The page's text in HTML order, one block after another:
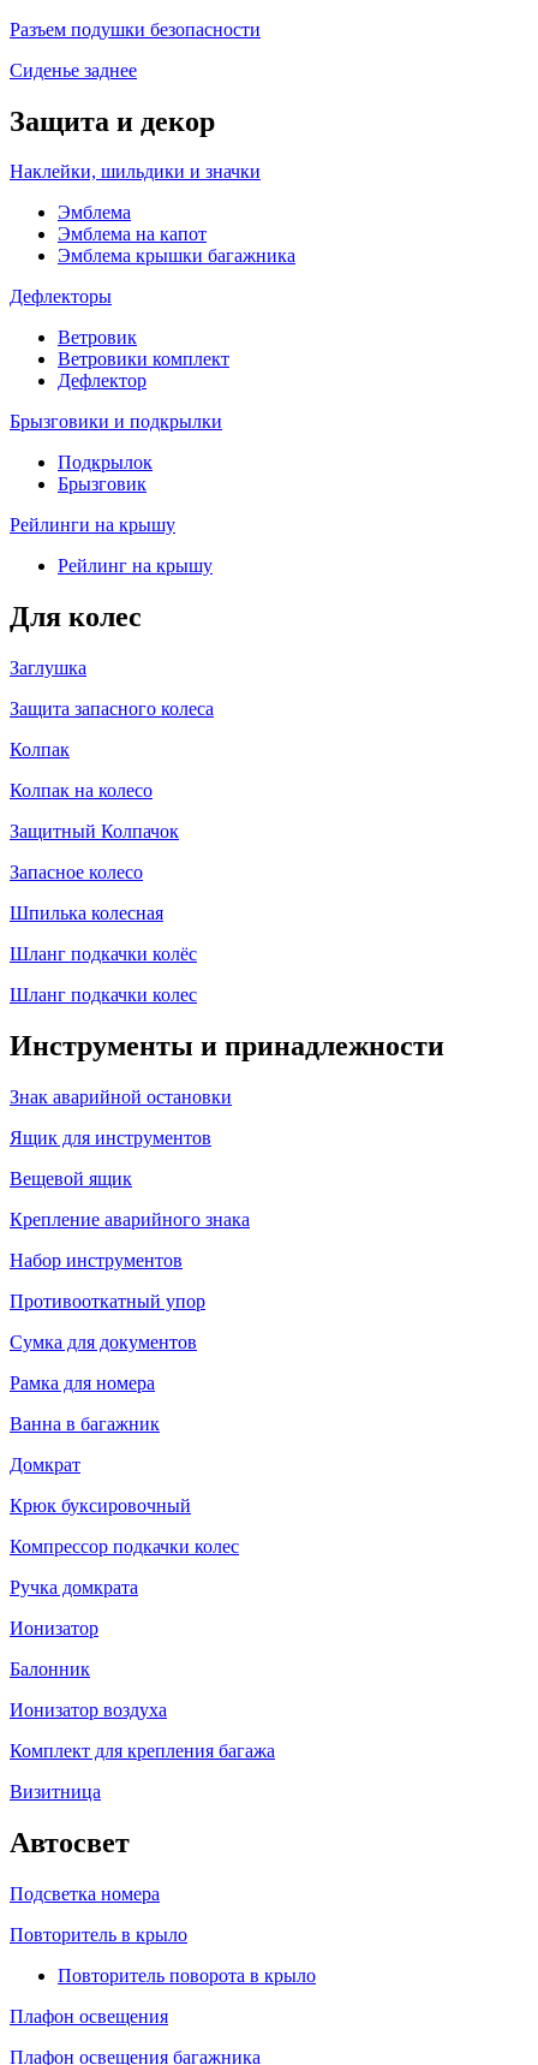
Разъем подушки безопасности
Сиденье заднее
Защита и декор
Наклейки, шильдики и значки
Эмблема
Эмблема на капот
Эмблема крышки багажника
Дефлекторы
Ветровик
Ветровики комплект
Дефлектор
Брызговики и подкрылки
Подкрылок
Брызговик
Рейлинги на крышу
Рейлинг на крышу
Для колес
Заглушка
Защита запасного колеса
Колпак
Колпак на колесо
Защитный Колпачок
Запасное колесо
Шпилька колесная
Шланг подкачки колёс
Шланг подкачки колес
Инструменты и принадлежности
Знак аварийной остановки
Ящик для инструментов
Вещевой ящик
Крепление аварийного знака
Набор инструментов
Противооткатный упор
Сумка для документов
Рамка для номера
Ванна в багажник
Домкрат
Крюк буксировочный
Компрессор подкачки колес
Ручка домкрата
Ионизатор
Балонник
Ионизатор воздуха
Комплект для крепления багажа
Визитница
Автосвет
Подсветка номера
Повторитель в крыло
Повторитель поворота в крыло
Плафон освещения
Плафон освещения багажника